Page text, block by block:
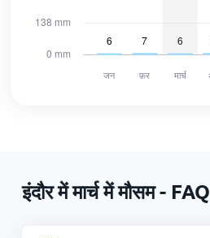
इंदौर में मार्च में मौसम - FAQ